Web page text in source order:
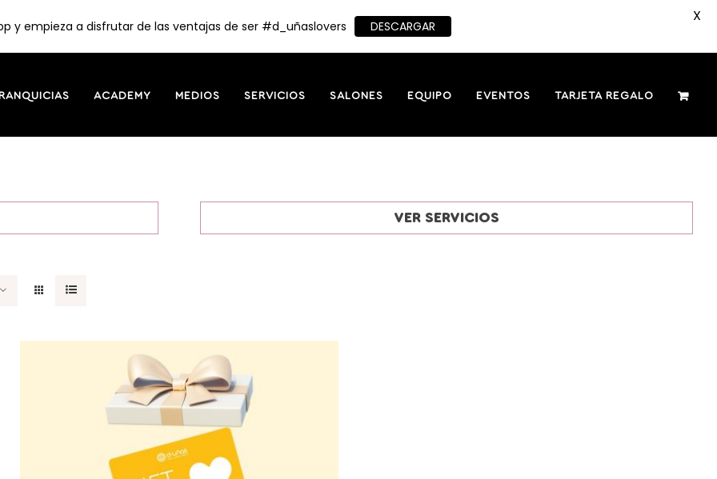
ACADEMY MEDIOS SERVICIOS SALONES EQUIPO EVENTOS TARJETA REGALO
VER SERVICIOS
y empieza a disfrutar de las ventajas de ser #d_uñaslovers DESCARGAR
X